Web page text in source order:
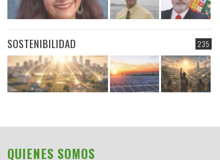
235
SOSTENIBILIDAD
QUIENES SOMOS